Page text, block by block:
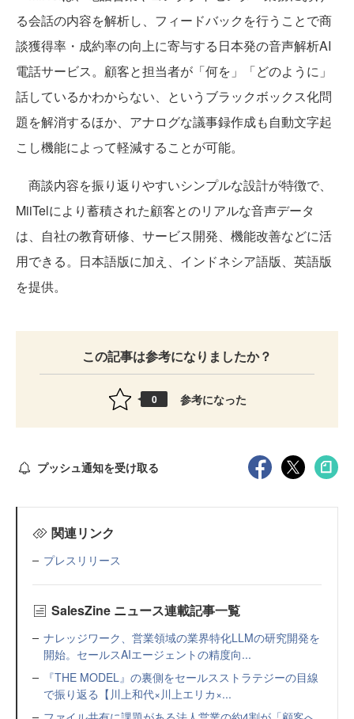
る会話の内容を解析し、フィードバックを行うことで商
談獲得率・成約率の向上に寄与する日本発の音声解析AI
電話サービス。顧客と担当者が「何を」「どのように」
話しているかわからない、というブラックボックス化問
題を解消するほか、アナログな議事録作成も自動文字起
こし機能によって軽減することが可能。
商談内容を振り返りやすいシンプルな設計が特徴で、
MiiTelにより蓄積された顧客とのリアルな音声データ
は、自社の教育研修、サービス開発、機能改善などに活
用できる。日本語版に加え、インドネシア語版、英語版
を提供。
この記事は参考になりましたか？
0 参考になった
プッシュ通知を受け取る
関連リンク
プレスリリース
SalesZine ニュース連載記事一覧
ナレッジワーク、営業領域の業界特化LLMの研究開発を
開始。セールスAIエージェントの精度向...
『THE MODEL』の裏側をセールスストラテジーの目線
で振り返る【川上和代×川上エリカ×...